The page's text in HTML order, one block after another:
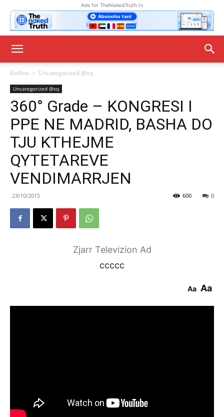
Ads for TheNakedTruth.tv
Ballina Uncategorized @sq
Uncategorized @sq
360° Grade – KONGRESI I
PPE NE MADRID, BASHA DO
TJU KTHEJME
QYTETAREVE
VENDIMARRJEN
23/10/2015 0
600
Zjarr Televizion Ad
ccccc
Aa Aa